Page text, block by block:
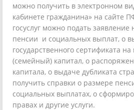
можно получить в электронном
кабинете гражданина» на сайте
госуслуг можно подать
пенсии и социальных выплат, о
государственного сертификата
(семейный) капитал, о
капитала, о выдаче дубликата
получить справки о размере
социальных выплатах, о
правах и другие услуги.